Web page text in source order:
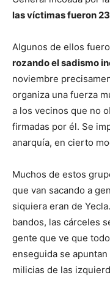
las víctimas fueron
Algunos de ellos
rozando el sadismo
noviembre
organiza una fuerza
a los vecinos que no
firmadas por él. Se
anarquía, en cierto
Muchos de estos
que van sacando a
siquiera eran de
bandos, las cárceles
gente que ve que
enseguida se
milicias de las